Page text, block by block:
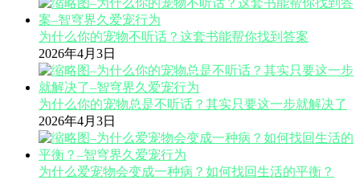
为什么你的宠物不听话？这套书能帮你找到答案
2026年4月3日
为什么你的宠物总是不听话？其实只要这一步就解决了
2026年4月3日
为什么爱宠物会变成一种病？如何找回生活的平衡？